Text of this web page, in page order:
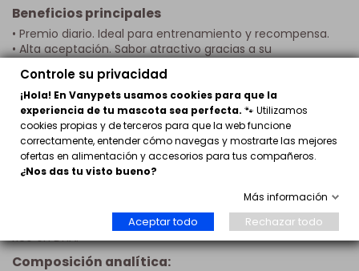
Beneficios principales
• Premio diario. Ideal para entrenamiento y recompensa.
• Alta aceptación. Sabor atractivo gracias a su
combinación de pollo y queso.
• Fácil de administrar. Tamaño adecuado para diferentes
razas.
• Sin cereales. Elaborado sin grano en la receta.
• Con DHA. Gracias al aporte de aceite de salmón.
• Textura semihúmeda. Más cómoda para el consumo
diario.
Información nutricional
Pollo fresco (70%), patata, queso, miel y aceite de salmón
rico en DHA.
Composición analítica:
Controle su privacidad
¡Hola! En Vanypets usamos cookies para que la
experiencia de tu mascota sea perfecta. 🐾 Utilizamos
cookies propias y de terceros para que la web funcione
correctamente, entender cómo navegas y mostrarte las mejores
ofertas en alimentación y accesorios para tus compañeros.
¿Nos das tu visto bueno?
Más información
Aceptar todo Rechazar todo